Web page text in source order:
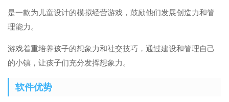
是一款为儿童设计的模拟经营游戏，鼓励他们发展创造力和管
理能力。
游戏着重培养孩子的想象力和社交技巧，通过建设和管理自己
的小镇，让孩子们充分发挥想象力。
软件优势